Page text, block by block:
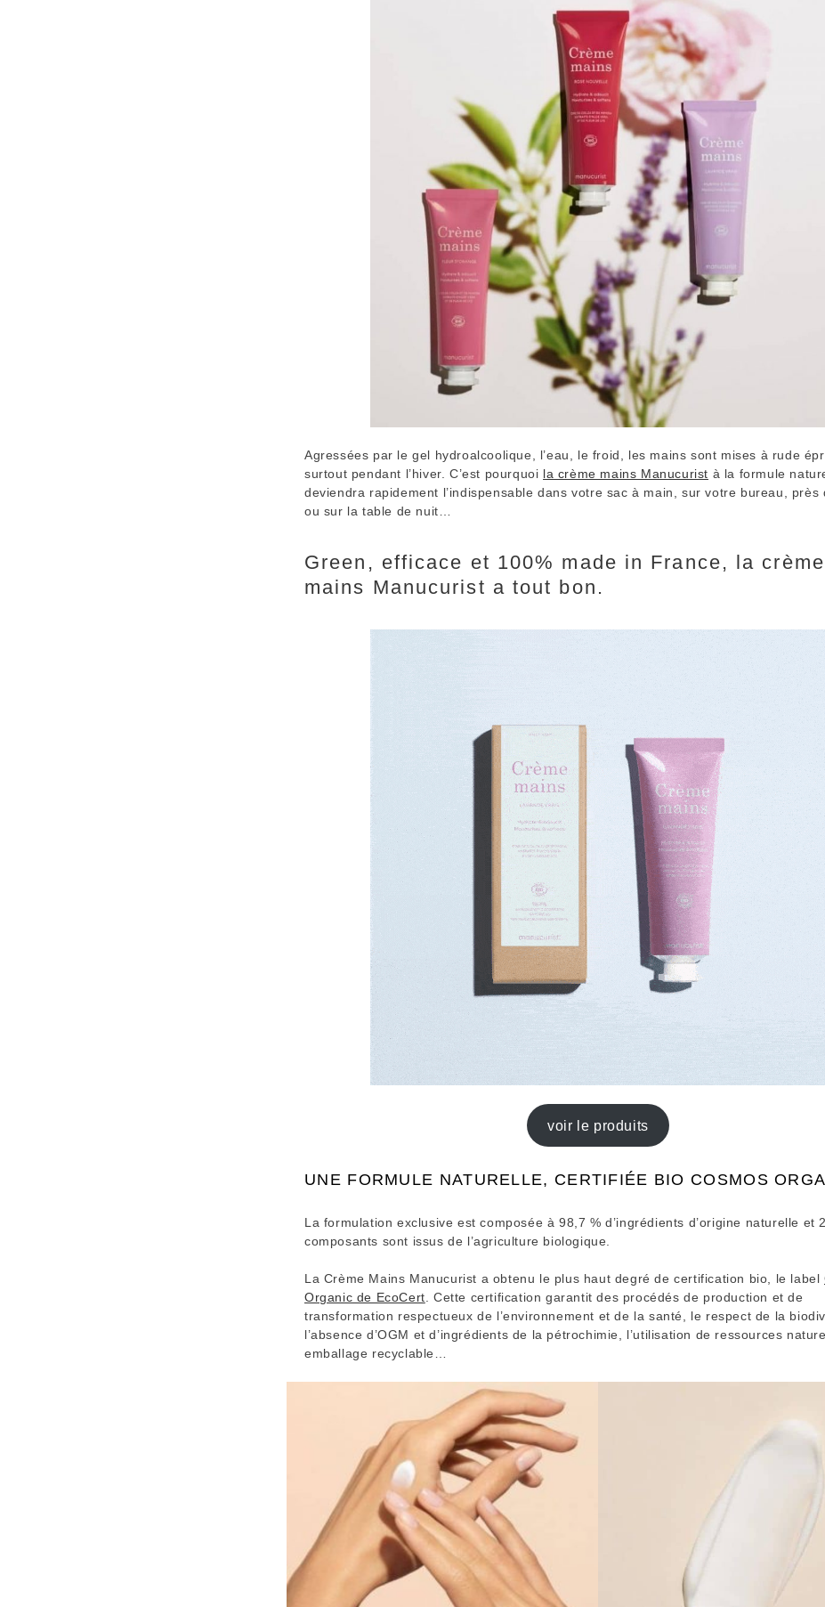
Agressées par le gel hydroalcoolique, l’eau, le froid, les mains sont mises à rude
surtout pendant l’hiver. C’est pourquoi la crème mains Manucurist à la formule
deviendra rapidement l’indispensable dans votre sac à main, sur votre bureau, près
ou sur la table de nuit…
Green, efficace et 100% made in France, la crème
mains Manucurist a tout bon.
voir le produits
UNE FORMULE NATURELLE, CERTIFIÉE BIO COSMOS
La formulation exclusive est composée à 98,7 % d’ingrédients d’origine naturelle et
composants sont issus de l’agriculture biologique.
La Crème Mains Manucurist a obtenu le plus haut degré de certification bio, le label
Organic de EcoCert. Cette certification garantit des procédés de production et de
transformation respectueux de l’environnement et de la santé, le respect de la
l’absence d’OGM et d’ingrédients de la pétrochimie, l’utilisation de ressources
emballage recyclable…